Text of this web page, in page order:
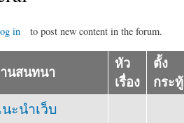
in to post new content in the forum.
นสนทนา
หัว
เรื่อง
ตั้ง
กระทู้
ความโพสต์ใหม่
ะนำเว็บ